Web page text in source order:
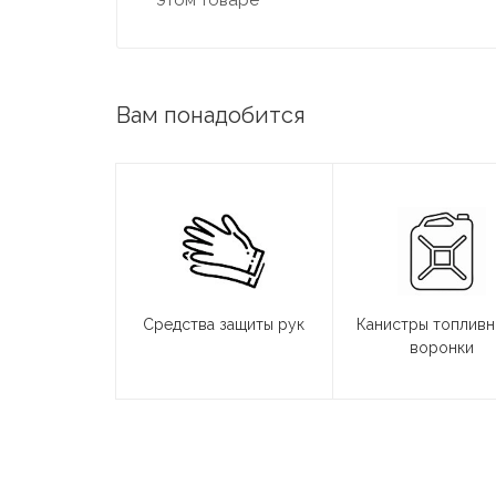
Вам понадобится
Средства защиты рук
Канистры
воронки